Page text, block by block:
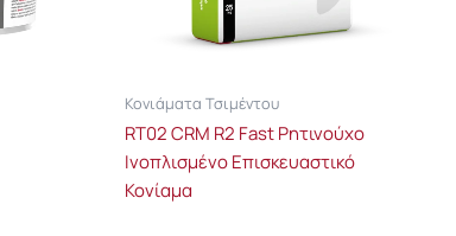
Κονιάματα Τσιμέντου
RT02 CRM R2 Fast Ρητινούχο
Ινοπλισμένο Επισκευαστικό
Κονίαμα